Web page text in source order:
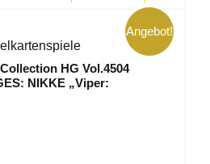
Angebot!
HG Vol.4504
NIKKE „Viper: